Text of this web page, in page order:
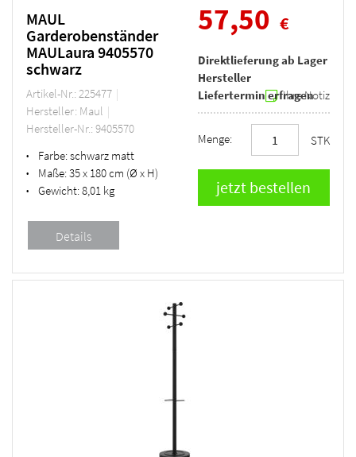
MAUL
Garderobenständer
MAULaura 9405570
schwarz
Artikel-Nr.: 225477
Hersteller: Maul
Hersteller-Nr.: 9405570
• Farbe:schwarz matt
• Maße:35 x 180 cm (Ø x H)
• Gewicht:8,01 kg
57,50 €
Direktlieferung ab Lager
Hersteller
Liefertermin erfragen
Ihre Notiz
Menge: STK